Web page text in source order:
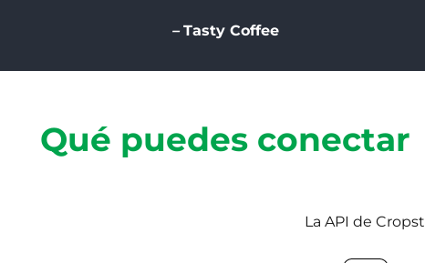
–Tasty Coffee
Qué puedes conectar
La API de